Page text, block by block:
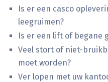
Is er een casco
leegruimen?
Is er een lift of begane
Veel stort of niet-
moet worden?
Ver lopen met uw